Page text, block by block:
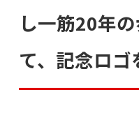
し一筋20年
て、記念ロゴ